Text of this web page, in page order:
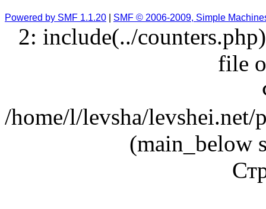
Powered by SMF 1.1.20 SMF © 2006-2009, Simple
2: include(../
file
/home/l/levsha/
(main_below